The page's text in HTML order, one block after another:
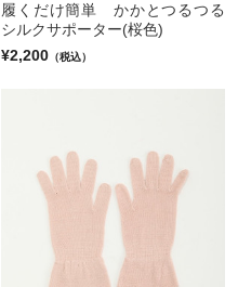
履くだけ簡単 かかとつるつる
シルクサポーター(桜色)
¥2,200 （税込）